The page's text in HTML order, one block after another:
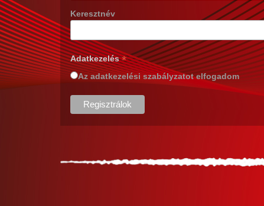
Keresztnév
Adatkezelés*
Az adatkezelési szabályzatot elfogadom